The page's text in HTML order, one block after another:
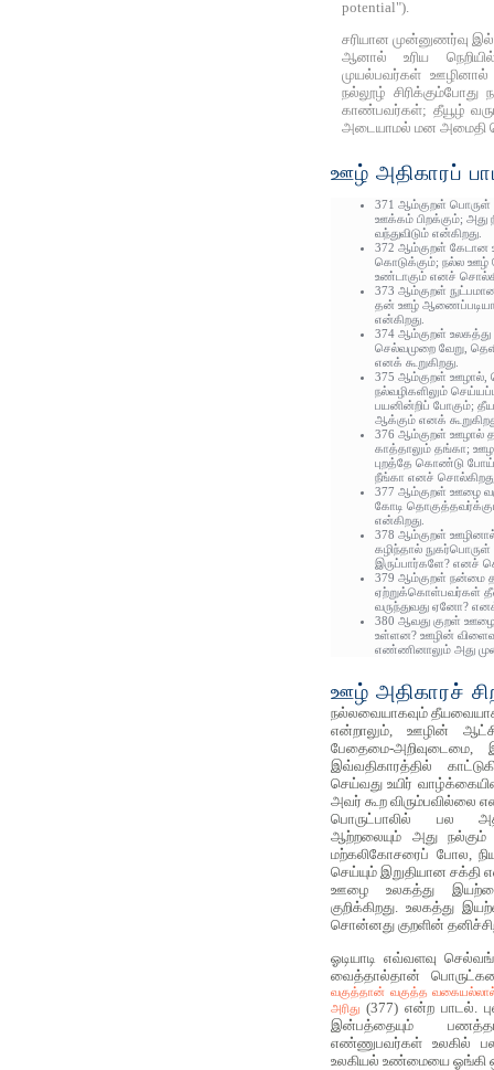
potential").
சரியான முன்னுணர்வு
ஆனால் உரிய
முயல்பவர்கள் ஊழினால்
நல்லூழ் சிரிக்கும்போது
காண்பவர்கள்; தீயூழ்
அடையாமல் மன அமைதி
ஊழ் அதிகாரப்
371 ஆம்குறள் பொருள்
ஊக்கம் பிறக்கும்; அது
வந்துவிடும் என்கிறது.
372 ஆம்குறள்
கொடுக்கும்; நல்ல ஊழ்
உண்டாகும் எனச்
373 ஆம்குறள்
தன் ஊழ்
என்கிறது.
374 ஆம்குறள்
செல்வமுறை வேறு,
எனக் கூறுகிறது.
375 ஆம்குறள் ஊழால்,
நல்வழிகளிலும்
பயனின்றிப் போகும்;
ஆக்கும் எனக்
376 ஆம்குறள் ஊழால்
காத்தாலும் தங்கா;
புறத்தே கொண்டு போய்
நீங்கா எனச்
377 ஆம்குறள் ஊழை
கோடி
என்கிறது.
378 ஆம்குறள்
கழிந்தால் நுகர்பொருள்
இருப்பார்களே? எனச்
379 ஆம்குறள் நன்மை
ஏற்றுக்கொள்பவர்கள்
வருந்துவது ஏனோ? எனக்
380 ஆவது குறள்
உள்ளன? ஊழின்
எண்ணினாலும் அது
ஊழ் அதிகாரச்
நல்லவையாகவும்
என்றாலும், ஊழின்
பேதைமை-
இவ்வதிகாரத்தில்
செய்வது உயிர்
அவர் கூற விரும்பவில்லை
பொருட்பாலில் பல
ஆற்றலையும் அது நல்கும்
மற்கலிகோசரைப் போல,
செய்யும் இறுதியான சக்தி
ஊழை உலகத்து
குறிக்கிறது. உலகத்து
சொன்னது குறளின்
ஓடியாடி எவ்வளவு
வைத்தால்தான்
வகுத்தான் வகுத்த
அரிது (377) என்ற பாடல்.
இன்பத்தையும்
எண்ணுபவர்கள் உலகில்
உலகியல் உண்மையை ஓங்கி